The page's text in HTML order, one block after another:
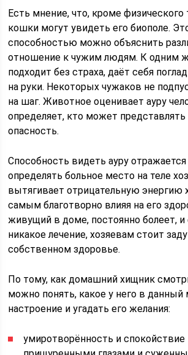
Есть мнение, что, кроме физического
кошки могут увидеть его биополе.
способностью можно объяснить
отношение к чужим людям. К одним
подходит без страха, даёт себя
на руки. Некоторых чужаков не
на шаг. Животное оценивает ауру
определяет, кто может представлять
опасность.
Способность видеть ауру
определять больное место на теле
вытягивает отрицательную энергию
самым благотворно влияя на его
живущий в доме, постоянно болеет, и
никакое лечение, хозяевам стоит
собственном здоровье.
По тому, как домашний хищник
можно понять, какое у него в данный
настроение и угадать его желания:
умиротворённость и